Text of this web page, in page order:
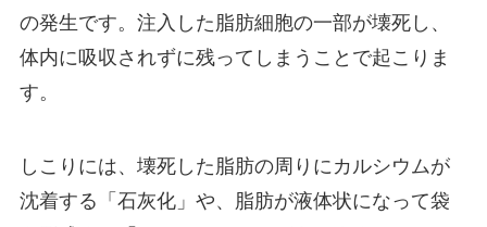
24時間受付 LINEから予約する
052-551-888710:00~19:00(不定休)
の発生です。注入した脂肪細胞の一部が壊死し、
体内に吸収されずに残ってしまうことで起こりま
す。
しこりには、壊死した脂肪の周りにカルシウムが
沈着する「石灰化」や、脂肪が液体状になって袋